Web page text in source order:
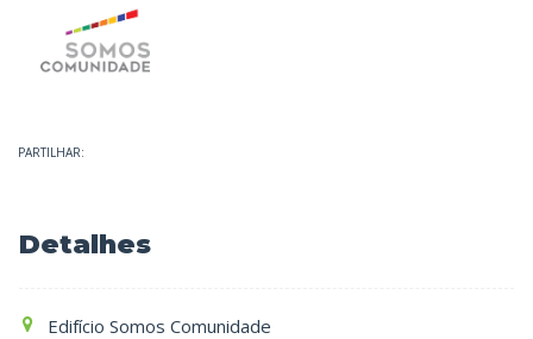
PARTILHAR:
Detalhes
Edifício Somos Comunidade